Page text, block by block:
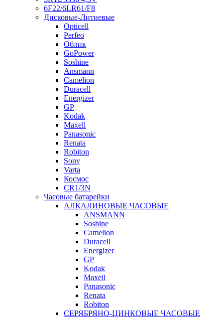
6F22/6LR61/F8
Дисковые-Литиевые
Opticell
Perfeo
Облик
GoPower
Soshine
Ansmann
Camelion
Duracell
Energizer
GP
Kodak
Maxell
Panasonic
Renata
Robiton
Sony
Varta
Космос
CR1/3N
Часовые батарейки
АЛКАЛИНОВЫЕ ЧАСОВЫЕ
ANSMANN
Soshine
Camelion
Duracell
Energizer
GP
Kodak
Maxell
Panasonic
Renata
Robiton
СЕРЯБРЯНО-ЦИНКОВЫЕ ЧАСОВЫЕ